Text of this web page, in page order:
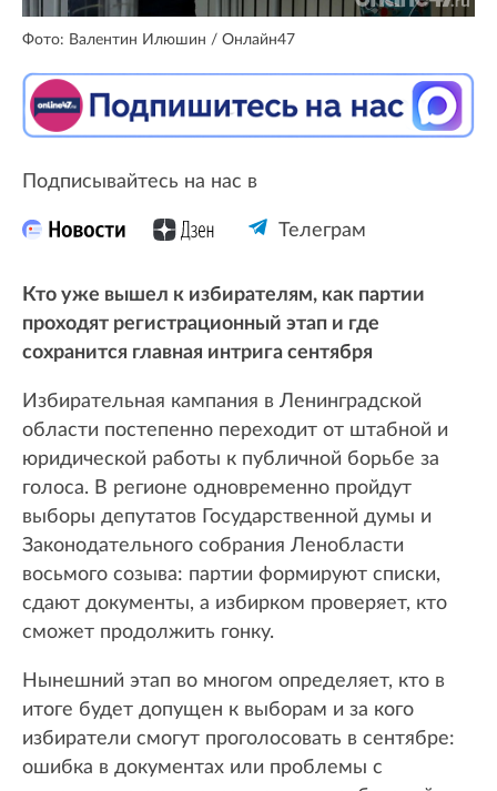
Фото: Валентин Илюшин / Онлайн47
Подписывайтесь на нас в
Телеграм
Кто уже вышел к избирателям, как партии
проходят регистрационный этап и где
сохранится главная интрига сентября
Избирательная кампания в Ленинградской
области постепенно переходит от штабной и
юридической работы к публичной борьбе за
голоса. В регионе одновременно пройдут
выборы депутатов Государственной думы и
Законодательного собрания Ленобласти
восьмого созыва: партии формируют списки,
сдают документы, а избирком проверяет, кто
сможет продолжить гонку.
Нынешний этап во многом определяет, кто в
итоге будет допущен к выборам и за кого
избиратели смогут проголосовать в сентябре:
ошибка в документах или проблемы с